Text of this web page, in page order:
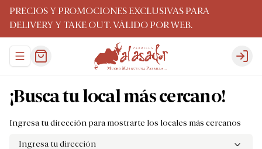
PRECIOS Y PROMOCIONES EXCLUSIVAS PARA
DELIVERY Y TAKE OUT. VÁLIDO POR WEB.
Abrir menu de navegación
¡Busca tu local más cercano!
Ingresa tu dirección para mostrarte los locales más cercanos
Ingresa tu dirección